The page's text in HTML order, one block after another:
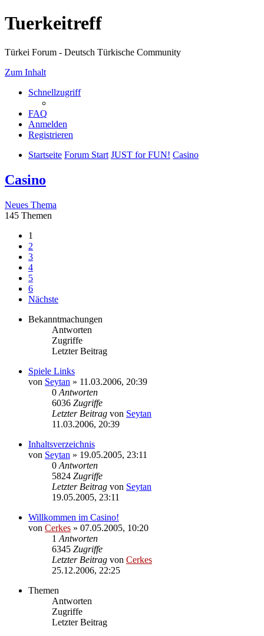
Tuerkeitreff
Türkei Forum - Deutsch Türkische Community
Zum Inhalt
Schnellzugriff
FAQ
Anmelden
Registrieren
Startseite Forum Start JUST for FUN! Casino
Casino
Neues Thema
145 Themen
1
2
3
4
5
6
Nächste
Bekanntmachungen
Antworten
Zugriffe
Letzter Beitrag
Spiele Links
von Seytan » 11.03.2006, 20:39
0 Antworten
6036 Zugriffe
Letzter Beitrag von Seytan
11.03.2006, 20:39
Inhaltsverzeichnis
von Seytan » 19.05.2005, 23:11
0 Antworten
5824 Zugriffe
Letzter Beitrag von Seytan
19.05.2005, 23:11
Willkommen im Casino!
von Cerkes » 07.05.2005, 10:20
1 Antworten
6345 Zugriffe
Letzter Beitrag von Cerkes
25.12.2006, 22:25
Themen
Antworten
Zugriffe
Letzter Beitrag